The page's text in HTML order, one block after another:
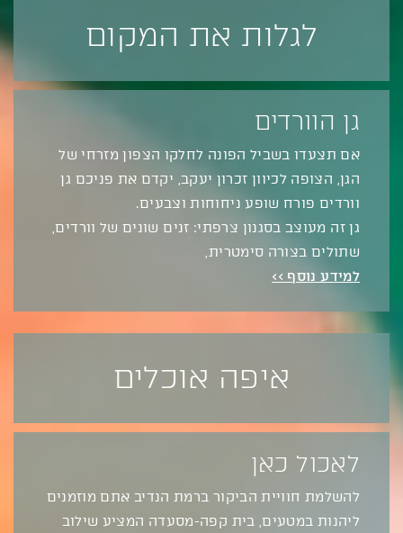
לגלות את המקום
גן הוורדים
אם תצעדו בשביל הפונה לחלקו הצפון מזרחי של
הגן, הצופה לכיוון זכרון יעקב, יקדם את פניכם גן
וורדים פורח שופע ניחוחות וצבעים.
גן זה מעוצב בסגנון צרפתי: זנים שונים של וורדים,
שתולים בצורה סימטרית,
למידע נוסף >>
איפה אוכלים
לאכול כאן
להשלמת חוויית הביקור ברמת הנדיב אתם מוזמנים
ליהנות במטעים, בית קפה-מסעדה המציע שילוב